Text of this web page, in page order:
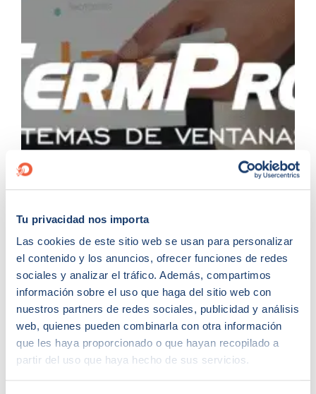
Tu privacidad nos importa
Las cookies de este sitio web se usan para personalizar
el contenido y los anuncios, ofrecer funciones de redes
sociales y analizar el tráfico. Además, compartimos
información sobre el uso que haga del sitio web con
nuestros partners de redes sociales, publicidad y análisis
web, quienes pueden combinarla con otra información
que les haya proporcionado o que hayan recopilado a
partir del uso que haya hecho de sus servicios.
Fabricant et installateur de fenêtres